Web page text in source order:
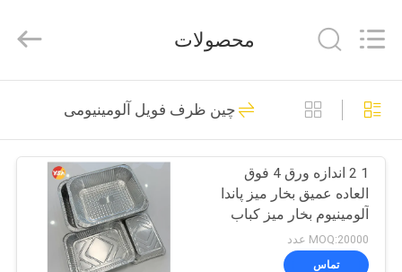
صفحه
اصلی
محصولات
درباره
Industry
Co.,Ltd..
Reserved.
کویل نوار آلومینیومی
218
محصولات
چین ظرف فویل آلومینیومی
1 2 اندازه ورق 4 فوق
العاده عمیق بخار میز پاندا
آلومینیوم بخار میز کباب
MOQ:20000 عدد
تماس